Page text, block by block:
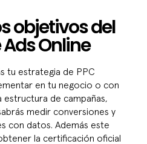
objetivos del
Online
tu estrategia de PPC
en tu negocio o con
estructura de campañas,
medir conversiones y
con datos. Además este
la certificación oficial